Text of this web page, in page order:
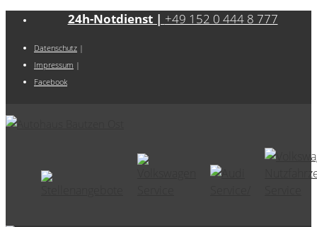
24h-Notdienst | +49 152 0 444 8 777
Datenschutz |
Impressum |
Facebook